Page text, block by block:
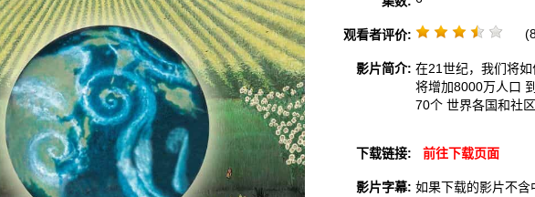
观看者评价:
影片简介: 在21世纪，我们将
将增加8000万人口
70个 世界各国和社
下载链接: 前往下载页面
影片字幕: 如果下载的影片不含